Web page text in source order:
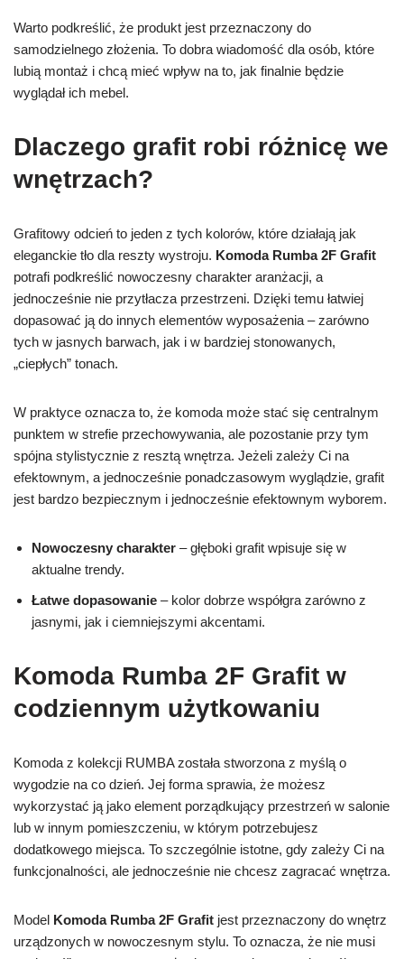
Warto podkreślić, że produkt jest przeznaczony do
samodzielnego złożenia. To dobra wiadomość dla osób, które
lubią montaż i chcą mieć wpływ na to, jak finalnie będzie
wyglądał ich mebel.
Dlaczego grafit robi różnicę we
wnętrzach?
Grafitowy odcień to jeden z tych kolorów, które działają jak
eleganckie tło dla reszty wystroju. Komoda Rumba 2F Grafit
potrafi podkreślić nowoczesny charakter aranżacji, a
jednocześnie nie przytłacza przestrzeni. Dzięki temu łatwiej
dopasować ją do innych elementów wyposażenia – zarówno
tych w jasnych barwach, jak i w bardziej stonowanych,
„ciepłych” tonach.
W praktyce oznacza to, że komoda może stać się centralnym
punktem w strefie przechowywania, ale pozostanie przy tym
spójna stylistycznie z resztą wnętrza. Jeżeli zależy Ci na
efektownym, a jednocześnie ponadczasowym wyglądzie, grafit
jest bardzo bezpiecznym i jednocześnie efektownym wyborem.
Nowoczesny charakter – głęboki grafit wpisuje się w
aktualne trendy.
Łatwe dopasowanie – kolor dobrze współgra zarówno z
jasnymi, jak i ciemniejszymi akcentami.
Komoda Rumba 2F Grafit w
codziennym użytkowaniu
Komoda z kolekcji RUMBA została stworzona z myślą o
wygodzie na co dzień. Jej forma sprawia, że możesz
wykorzystać ją jako element porządkujący przestrzeń w salonie
lub w innym pomieszczeniu, w którym potrzebujesz
dodatkowego miejsca. To szczególnie istotne, gdy zależy Ci na
funkcjonalności, ale jednocześnie nie chcesz zagracać wnętrza.
Model Komoda Rumba 2F Grafit jest przeznaczony do wnętrz
urządzonych w nowoczesnym stylu. To oznacza, że nie musi